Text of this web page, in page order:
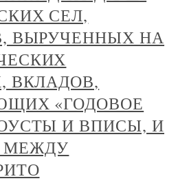
СЕЛ,
ВЫРУЧЕННЫХ НА
ВКЛАДОВ,
«ГОДОВОЕ
И ВПИСЫ, И
МЕЖДУ